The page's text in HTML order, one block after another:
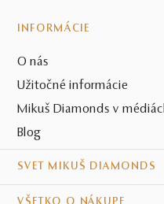
INFORMÁCIE
O nás
Užitočné informácie
Mikuš Diamonds v
Blog
SVET MIKUŠ DIAMONDS